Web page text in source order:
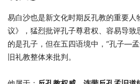
易白沙也是新文化时期反孔教的重要人
议》，猛烈批评孔子尊君权、容易导致
的是孔子，但在五四语境中，“孔子—
旧礼教整体来批判。